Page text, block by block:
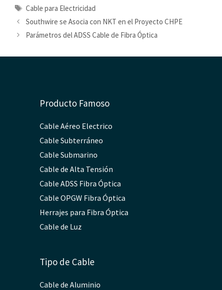
Etiquetas
Cable para Electricidad
Southwire se Asocia con NKT en el Proyecto CHPE
Parámetros del ADSS Cable de Fibra Óptica
Producto Famoso
Cable Aéreo Electrico
Cable Subterráneo
Cable Submarino
Cable de Alta Tensión
Cable ADSS Fibra Óptica
Cable OPGW Fibra Óptica
Herrajes para Fibra Óptica
Cable de Luz
Tipo de Cable
Cable de Aluminio